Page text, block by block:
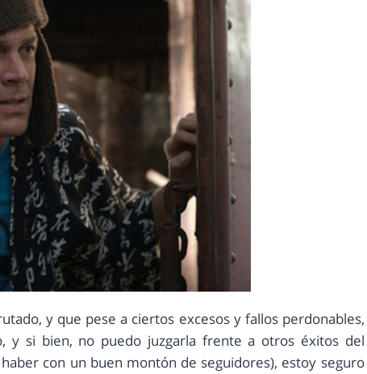
y que pese a ciertos excesos y fallos perdonables,
y si bien, no puedo juzgarla frente a otros éxitos del
con un buen montón de seguidores), estoy seguro